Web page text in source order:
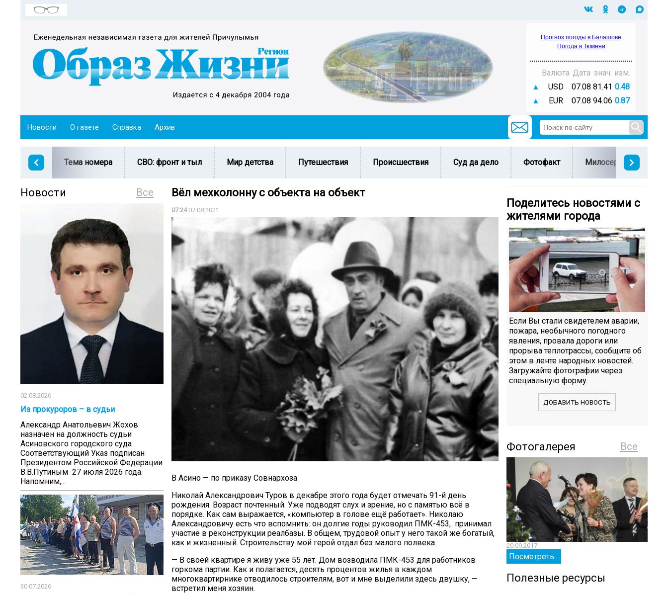
Прогноз погоды в Балашове
Погода в Тюмени
Валюта Дата знач. изм.
▲
USD 07.08 81.41 0.48
▲
EUR 07.08 94.06 0.87
Новости О газете Справка Архив
Тема номера СВО: фронт и тыл Мир детства Путешествия Происшествия Суд да дело Фотофакт Милосердие
Все
Новости
02.08.2026
Из прокуроров – в судьи
Александр Анатольевич Жохов
назначен на должность судьи
Асиновского городского суда
Соответствующий Указ подписан
Президентом Российской Федерации
В.В.Путиным 27 июля 2026 года.
Напомним,...
30.07.2026
Вёл мехколонну с объекта на объект
07:2407.08.2021
В Асино — по приказу Совнархоза
Николай Александрович Туров в декабре этого года будет отмечать 91-й день
рождения. Возраст почтенный. Уже подводят слух и зрение, но с памятью всё в
порядке. Как сам выражается, «компьютер в голове ещё работает». Николаю
Александровичу есть что вспомнить: он долгие годы руководил ПМК-453, принимал
участие в реконструкции реалбазы. В общем, трудовой опыт у него такой же богатый,
как и жизненный. Строительству мой герой отдал без малого полвека.
— В своей квартире я живу уже 55 лет. Дом возводила ПМК-453 для работников
горкома партии. Как и полагается, десять процентов жилья в каждом
многоквартирнике отводилось строителям, вот и мне выделили здесь двушку, —
встретил меня хозяин.
Поделитесь новостями с
жителями города
Если Вы стали свидетелем аварии,
пожара, необычного погодного
явления, провала дороги или
прорыва теплотрассы, сообщите об
этом в ленте народных новостей.
Загружайте фотографии через
специальную форму.
ДОБАВИТЬ НОВОСТЬ
Все
Фотогалерея
20.09.2017
Посмотреть...
20.09.2017
Посмотреть...
Полезные ресурсы